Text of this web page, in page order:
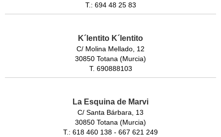
T.: 694 48 25 83
K´lentito K´lentito
C/ Molina Mellado, 12
30850 Totana (Murcia)
T. 690888103
La Esquina de Marvi
C/ Santa Bárbara, 13
30850 Totana (Murcia)
T.: 618 460 138 - 667 621 249